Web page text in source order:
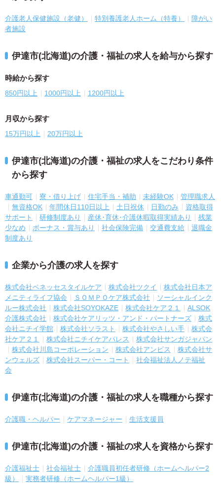
介護老人保健施設（老健） 特別養護老人ホーム（特養）
障がい
者施設
伊達市(北海道)の介護・福祉の求人を給与から探す
時給から探す
850円以上 1000円以上 1200円以上
月収から探す
15万円以上 20万円以上
伊達市(北海道)の介護・福祉の求人をこだわり条件
から探す
車通勤可 寮・借り上げ 住宅手当・補助 未経験OK
管理職求人
無資格OK
年間休日110日以上 土日祝休 日勤のみ
資格取得
サポート
研修制度あり 産休･育休･介護休暇取得実績あり
残業
少なめ
ボーナス・賞与あり 社会保険完備 交通費支給
退職金
制度あり
企業から介護の求人を探す
株式会社ベネッセスタイルケア 株式会社ツクイ
株式会社日本ア
メニティライフ協会
ＳＯＭＰＯケア株式会社
ソーシャルインク
ルー株式会社
株式会社SOYOKAZE 株式会社ケア２１
ALSOK
介護株式会社
株式会社ケアリッツ・アンド・パートナーズ
株式
会社ニチイ学館
株式会社ソラスト 株式会社やさしい手
株式会
社ケア２１
株式会社ニチイケアパレス
株式会社サンガジャパン
株式会社川島コーポレーション
株式会社アンビス
株式会社サ
ンウェルズ
株式会社スーパー・コート
社会福祉法人ノテ福祉
会
伊達市(北海道)の介護・福祉の求人を職種から探す
介護職・ヘルパー ケアマネージャー 生活支援員
伊達市(北海道)の介護・福祉の求人を資格から探す
介護福祉士 社会福祉士
介護職員初任者研修（ホームヘルパー2
級）
実務者研修（ホームヘルパー1級）